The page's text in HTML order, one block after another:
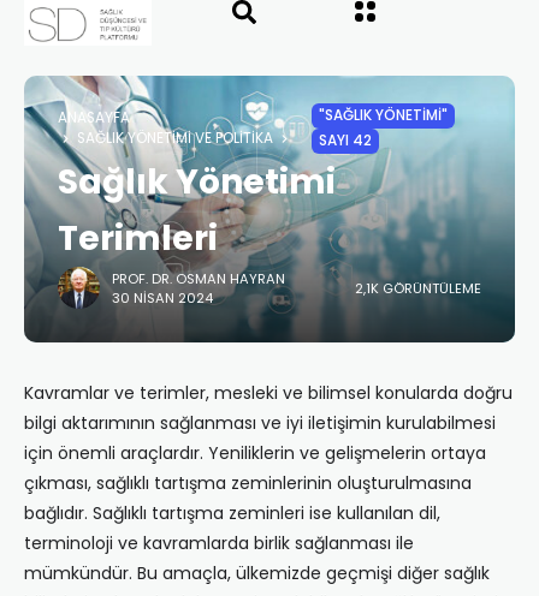
ANASAYFA
SAĞLIK YÖNETIMI VE POLITIKA
"SAĞLIK YÖNETIMI"
SAYI 42
Sağlık Yönetimi
Terimleri
PROF. DR. OSMAN HAYRAN
30 NISAN 2024
2,1K GÖRÜNTÜLEME
Kavramlar ve terimler, mesleki ve bilimsel konularda doğru
bilgi aktarımının sağlanması ve iyi iletişimin kurulabilmesi
için önemli araçlardır. Yeniliklerin ve gelişmelerin ortaya
çıkması, sağlıklı tartışma zeminlerinin oluşturulmasına
bağlıdır. Sağlıklı tartışma zeminleri ise kullanılan dil,
terminoloji ve kavramlarda birlik sağlanması ile
mümkündür. Bu amaçla, ülkemizde geçmişi diğer sağlık